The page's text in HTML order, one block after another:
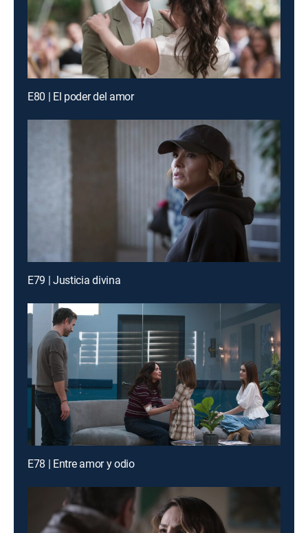
E80 | El poder del amor
E79 | Justicia divina
E78 | Entre amor y odio